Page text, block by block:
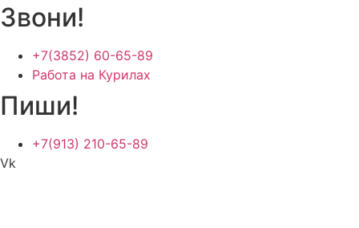
Звони!
+7(3852) 60-65-89
Работа на Курилах
Пиши!
+7(913) 210-65-89
Vk